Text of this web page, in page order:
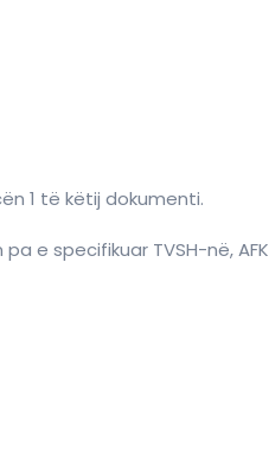
1 të këtij dokumenti.
e specifikuar TVSH-në, AFK